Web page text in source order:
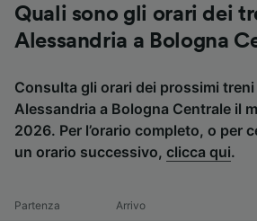
Quali sono gli orari dei
Alessandria a Bologna
Consulta gli orari dei prossimi
Alessandria a Bologna Centrale il
2026. Per l’orario completo, o per
un orario successivo, clicca qui.
Partenza Arrivo